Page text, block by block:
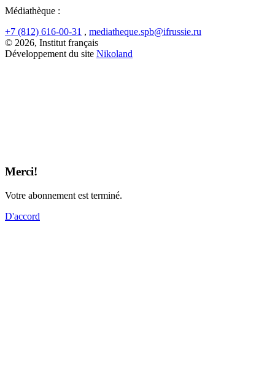
Médiathèque :
+7 (812) 616-00-31 , mediatheque.spb@ifrussie.ru
© 2026, Institut français
Développement du site Nikoland
Merci!
Votre abonnement est terminé.
D'accord